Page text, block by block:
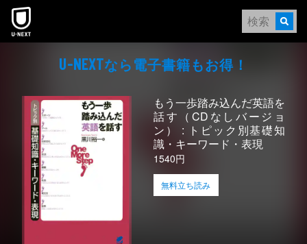
本文へスキップ
U-NEXTなら電⼦書籍もお得！
もう一歩踏み込んだ英語を
話す（CDなしバージョ
ン） : トピック別基礎知
識・キーワード・表現
1540円
無料立ち読み